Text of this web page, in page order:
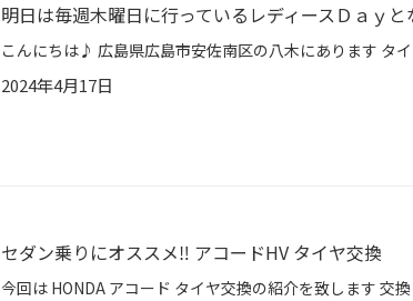
明日は毎週木曜日に行っているレディースＤａｙと
2024年4月17日
セダン乗りにオススメ‼️ アコードHV タイヤ交